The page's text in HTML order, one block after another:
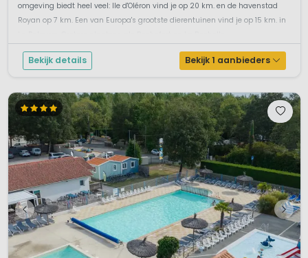
omgeving biedt heel veel: Ile d'Oléron vind je op 20 km. en de havenstad
Royan op 7 km. Een van Europa's grootste dierentuinen vind je op 15 km. in
Bekijk details Bekijk 1 aanbieders